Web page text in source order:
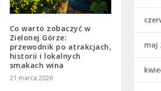
Co warto zobaczyć w
Zielonej Górze:
przewodnik po atrakcjach,
historii i lokalnych
smakach wina
21 marca 2026
maj